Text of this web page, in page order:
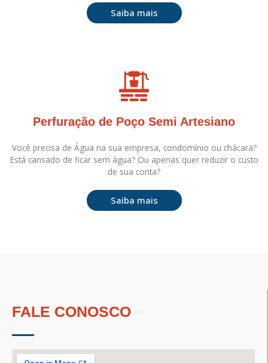
Saiba mais
Perfuração de Poço Semi Artesiano
Você precisa de Água na sua empresa, condomínio ou chácara?
Está cansado de ficar sem água? Ou apenas quer reduzir o custo
de sua conta?
Saiba mais
FALE CONOSCO